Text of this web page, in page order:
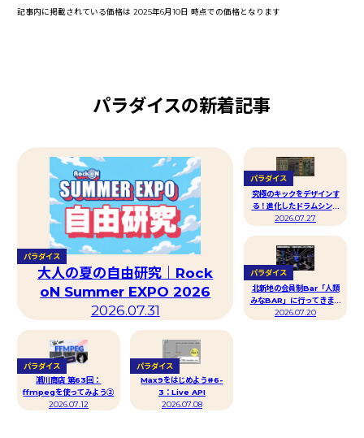
記事内に掲載されている価格は 2025年6月10日 時点での価格となります
パラダイスの新着記事
パラダイス
大人の夏の自由研究｜Rock
oN Summer EXPO 2026
2026.07.31
パラダイス
究極のキックをデザインす
る！進化したドラムシンセ
D16
2026.07.27
パラダイス
北新地の会員制Bar「人類
みなBAR」に行ってきまし
た
2026.07.20
パラダイス
瀬川商店 第63回：
ffmpegを使ってみよう②
2026.07.12
パラダイス
Max9をはじめよう#6-
3：Live API
2026.07.08